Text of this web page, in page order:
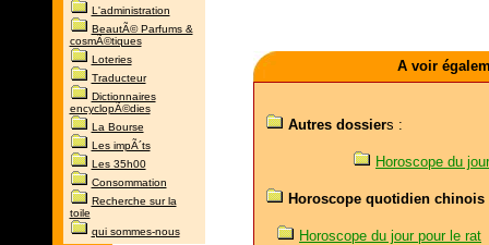
L'administration
BeautÃ© Parfums &
cosmÃ©tiques
Loteries
Traducteur
Dictionnaires
encyclopÃ©dies
La Bourse
Les impÃ´ts
Les 35h00
Consommation
Recherche sur la
toile
qui sommes-nous
A voir
Autres dossiers :
Horoscope du
Horoscope quotidien chinois
Horoscope du jour pour le rat